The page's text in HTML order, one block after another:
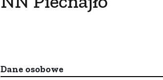
Dane osobowe